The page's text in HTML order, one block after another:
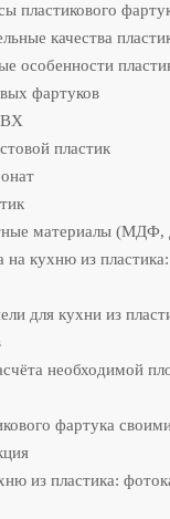
пластикового
качества
особенности
фартуков
пластик
материалы
кухню из
для кухни из
необходимой
фартука
из пластика: